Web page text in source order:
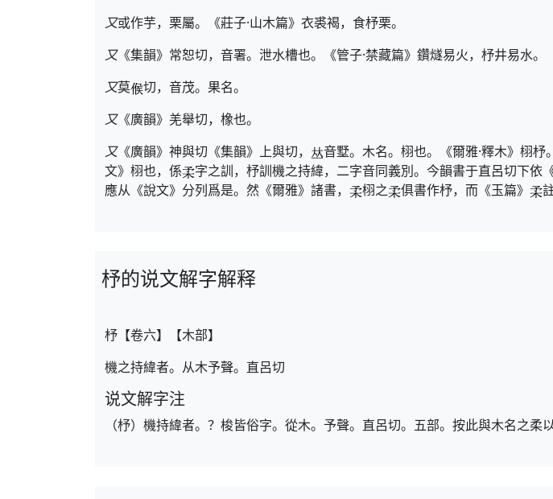
又或作芋，栗屬。《莊子·山木篇》衣裘褐，食杼栗。
又《集韻》常恕切，音署。泄水槽也。《管子·禁藏篇》鑽燧易火，杼井易水。
又莫
切，音茂。果名。
又《廣韻》羌舉切，橡也。
又《廣韻》神與切《集韻》上與切，
音墅。木名。栩也。《爾雅·釋木》栩
文》栩也，係
字之訓，杼訓機之持緯，二字音同義別。今韻書于直呂切下依《
應从《說文》分列爲是。然《爾雅》諸書，
栩之 俱書作杼，而《玉篇》
杼的说文解字解释
杼【卷六】【木部】
機之持緯者。从木予聲。直呂切
说文解字注
（杼）機持緯者。？梭皆俗字。從木。予聲。直呂切。五部。按此與木名之柔